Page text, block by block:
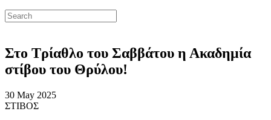
Στο Τρίαθλο του Σαββάτου η Ακαδημία
στίβου του Θρύλου!
30 May 2025
ΣΤΙΒΟΣ